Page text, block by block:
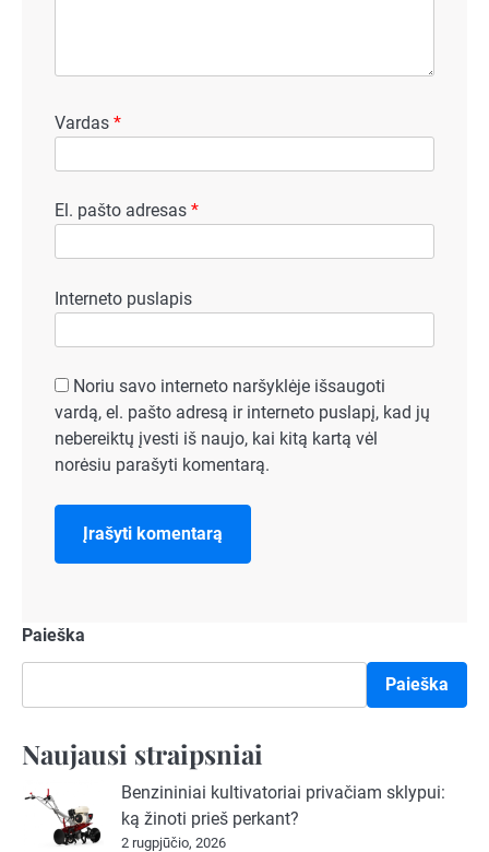
Vardas *
El. pašto adresas *
Interneto puslapis
Noriu savo interneto naršyklėje išsaugoti
vardą, el. pašto adresą ir interneto puslapį, kad jų
nebereiktų įvesti iš naujo, kai kitą kartą vėl
norėsiu parašyti komentarą.
Paieška
Paieška
Naujausi straipsniai
Benzininiai kultivatoriai privačiam sklypui:
ką žinoti prieš perkant?
2 rugpjūčio, 2026